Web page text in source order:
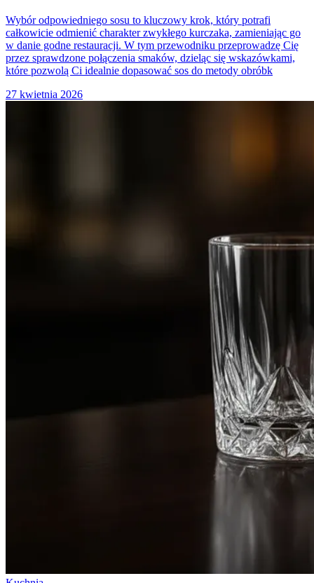
Wybór odpowiedniego sosu to kluczowy krok, który potrafi
całkowicie odmienić charakter zwykłego kurczaka, zamieniając go
w danie godne restauracji. W tym przewodniku przeprowadzę Cię
przez sprawdzone połączenia smaków, dzieląc się wskazówkami,
które pozwolą Ci idealnie dopasować sos do metody obróbk
27 kwietnia 2026